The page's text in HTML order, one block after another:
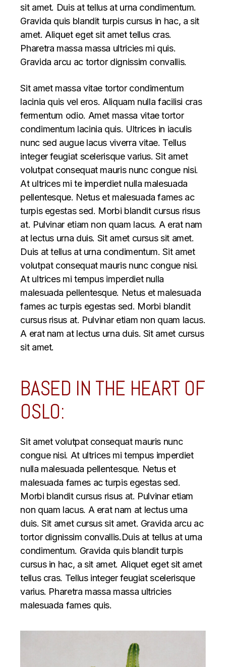
sit amet. Duis at tellus at urna condimentum.
Gravida quis blandit turpis cursus in hac, a sit
amet. Aliquet eget sit amet tellus cras.
Pharetra massa massa ultricies mi quis.
Gravida arcu ac tortor dignissim convallis.
Sit amet massa vitae tortor condimentum
lacinia quis vel eros. Aliquam nulla facilisi cras
fermentum odio. Amet massa vitae tortor
condimentum lacinia quis. Ultrices in iaculis
nunc sed augue lacus viverra vitae. Tellus
integer feugiat scelerisque varius. Sit amet
volutpat consequat mauris nunc congue nisi.
At ultrices mi te imperdiet nulla malesuada
pellentesque. Netus et malesuada fames ac
turpis egestas sed. Morbi blandit cursus risus
at. Pulvinar etiam non quam lacus. A erat nam
at lectus urna duis. Sit amet cursus sit amet.
Duis at tellus at urna condimentum. Sit amet
volutpat consequat mauris nunc congue nisi.
At ultrices mi tempus imperdiet nulla
malesuada pellentesque. Netus et malesuada
fames ac turpis egestas sed. Morbi blandit
cursus risus at. Pulvinar etiam non quam lacus.
A erat nam at lectus urna duis. Sit amet cursus
sit amet.
BASED IN THE HEART OF
OSLO:
Sit amet volutpat consequat mauris nunc
congue nisi. At ultrices mi tempus imperdiet
nulla malesuada pellentesque. Netus et
malesuada fames ac turpis egestas sed.
Morbi blandit cursus risus at. Pulvinar etiam
non quam lacus. A erat nam at lectus urna
duis. Sit amet cursus sit amet. Gravida arcu ac
tortor dignissim convallis.Duis at tellus at urna
condimentum. Gravida quis blandit turpis
cursus in hac, a sit amet. Aliquet eget sit amet
tellus cras. Tellus integer feugiat scelerisque
varius. Pharetra massa massa ultricies
malesuada fames quis.